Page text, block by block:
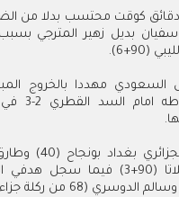
كوقت محتسب بدلا من
بديل زهير المترجي
(90+6).
السعودي مهددا بالخروج
الاندية
والإكوادوري غونزالو بلاتا (90+3) فيما